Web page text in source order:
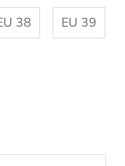
38 EU 39